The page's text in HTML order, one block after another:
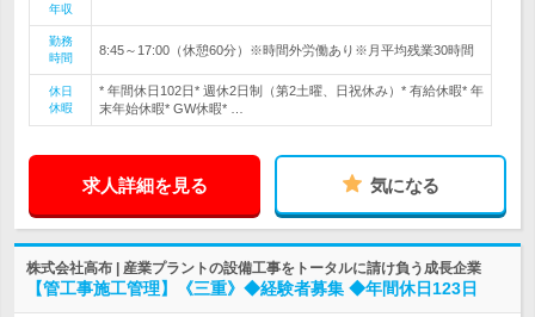
年収
勤務
時間
8:45～17:00（休憩60分）※時間外労働あり※月平均残業30時間
休日
休暇
* 年間休日102日* 週休2日制（第2土曜、日祝休み）* 有給休暇* 年
末年始休暇* GW休暇* …
求人詳細を見る 気になる
株式会社高布 | 産業プラントの設備工事をトータルに請け負う成長企業
【管工事施工管理】《三重》◆経験者募集 ◆年間休日123日